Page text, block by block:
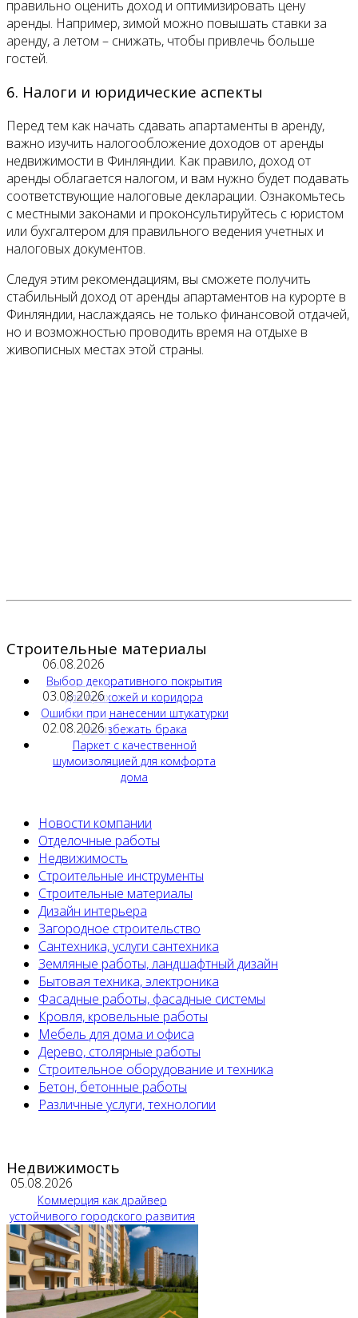
правильно оценить доход и оптимизировать цену
аренды. Например, зимой можно повышать ставки за
аренду, а летом – снижать, чтобы привлечь больше
гостей.
6. Налоги и юридические аспекты
Перед тем как начать сдавать апартаменты в аренду,
важно изучить налогообложение доходов от аренды
недвижимости в Финляндии. Как правило, доход от
аренды облагается налогом, и вам нужно будет подавать
соответствующие налоговые декларации. Ознакомьтесь
с местными законами и проконсультируйтесь с юристом
или бухгалтером для правильного ведения учетных и
налоговых документов.
Следуя этим рекомендациям, вы сможете получить
стабильный доход от аренды апартаментов на курорте в
Финляндии, наслаждаясь не только финансовой отдачей,
но и возможностью проводить время на отдыхе в
живописных местах этой страны.
Строительные материалы
06.08.2026
Выбор декоративного покрытия
для прихожей и коридора
03.08.2026
Ошибки при нанесении штукатурки
как избежать брака
02.08.2026
Паркет с качественной
шумоизоляцией для комфорта
дома
Новости компании
Отделочные работы
Недвижимость
Строительные инструменты
Строительные материалы
Дизайн интерьера
Загородное строительство
Сантехника, услуги сантехника
Земляные работы, ландшафтный дизайн
Бытовая техника, электроника
Фасадные работы, фасадные системы
Кровля, кровельные работы
Мебель для дома и офиса
Дерево, столярные работы
Строительное оборудование и техника
Бетон, бетонные работы
Различные услуги, технологии
Недвижимость
05.08.2026
Коммерция как драйвер
устойчивого городского развития